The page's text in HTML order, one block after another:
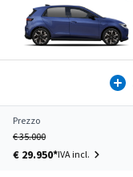
Prezzo
€ 35.000
€ 29.950*IVA incl.